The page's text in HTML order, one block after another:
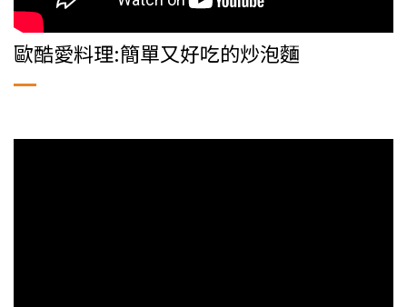
歐酷愛料理:簡單又好吃的炒泡麵